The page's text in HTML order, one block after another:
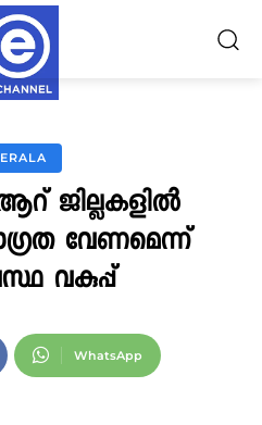
ജില്ലകളില്‍
വേണമെന്ന്
വകുപ്പ്
WhatsApp